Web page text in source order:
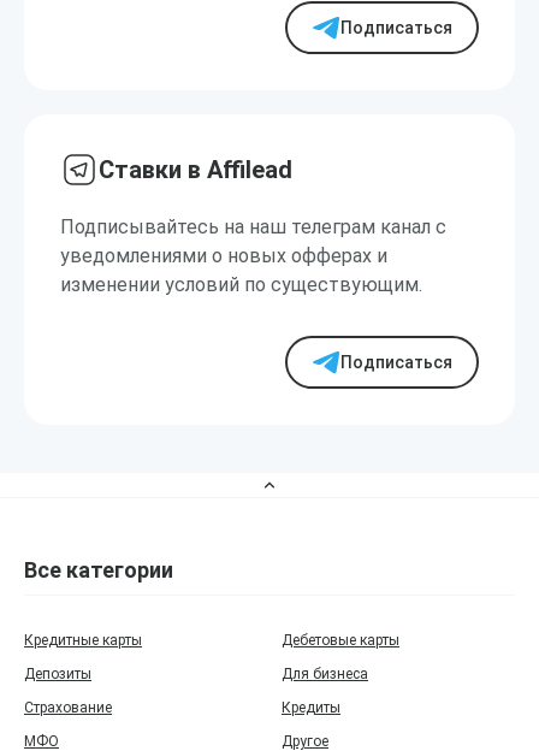
Подписаться
Ставки в Affilead
Подписывайтесь на наш телеграм канал с
уведомлениями о новых офферах и
изменении условий по существующим.
Подписаться
Все категории
Кредитные карты
Дебетовые карты
Депозиты
Для бизнеса
Страхование
Кредиты
МФО
Другое